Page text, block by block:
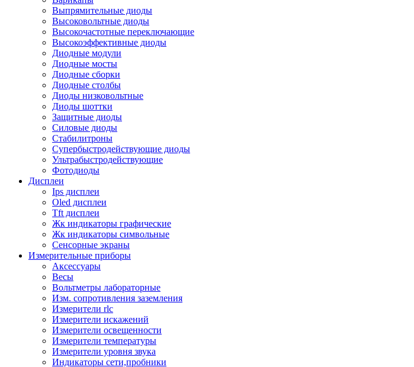
Выпрямительные диоды
Высоковольтные диоды
Высокочастотные переключающие
Высокоэффективные диоды
Диодные модули
Диодные мосты
Диодные сборки
Диодные столбы
Диоды низковольтные
Диоды шоттки
Защитные диоды
Силовые диоды
Стабилитроны
Супербыстродействующие диоды
Ультрабыстродействующие
Фотодиоды
Дисплеи
Ips дисплеи
Oled дисплеи
Tft дисплеи
Жк индикаторы графические
Жк индикаторы символьные
Сенсорные экраны
Измерительные приборы
Аксессуары
Весы
Вольтметры лабораторные
Изм. сопротивления заземления
Измерители rlc
Измерители искажений
Измерители освещенности
Измерители температуры
Измерители уровня звука
Индикаторы сети,пробники